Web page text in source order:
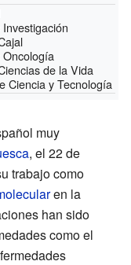
de la Vida
Ciencia y Tecnología
muy
, el 22 de
trabajo como
en la
han sido
como el